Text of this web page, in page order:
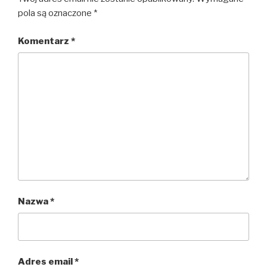
pola są oznaczone *
Komentarz *
Nazwa*
Adres email*